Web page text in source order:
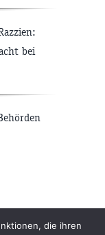
bei
Newsletterdie ihren